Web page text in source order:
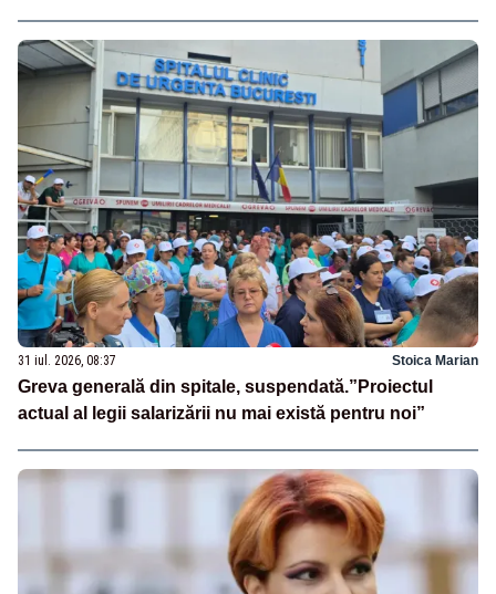
31 iul. 2026, 08:37 Stoica Marian
Greva generală din spitale, suspendată.”Proiectul
actual al legii salarizării nu mai există pentru noi”